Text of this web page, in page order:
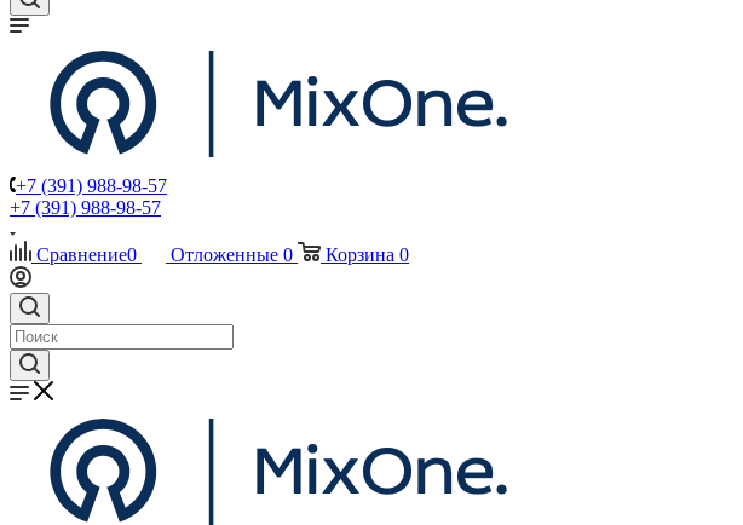
+7 (391) 988-98-57
+7 (391) 988-98-57
Сравнение0 Отложенные 0 Корзина 0